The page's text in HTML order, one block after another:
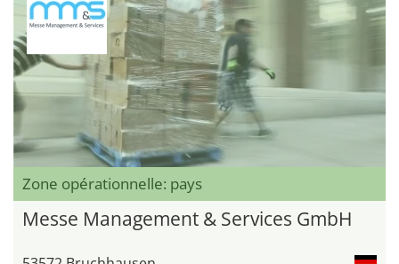
Zone opérationnelle: pays
Messe Management & Services GmbH